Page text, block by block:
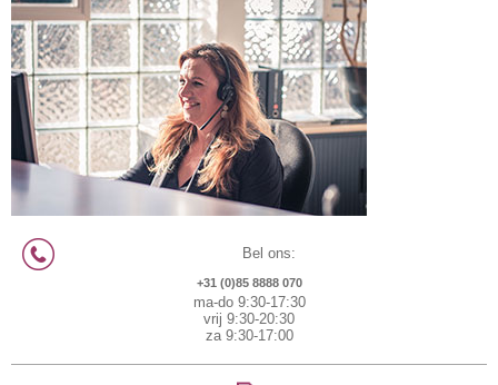
Bel ons:
+31 (0)85 8888 070
ma-do 9:30-17:30
vrij 9:30-20:30
za 9:30-17:00